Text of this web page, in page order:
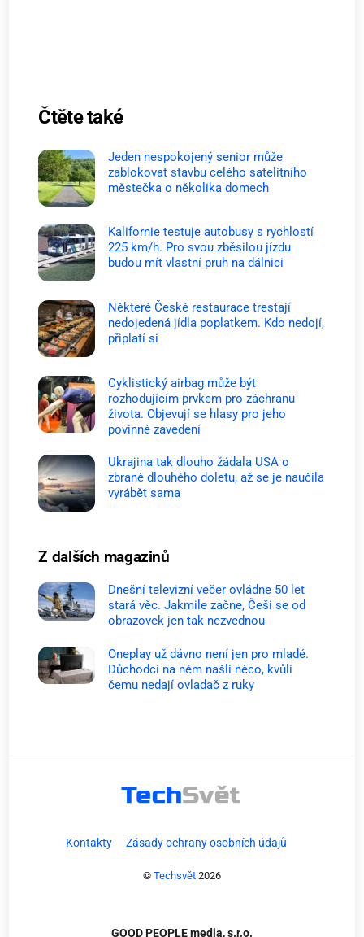
Čtěte také
Jeden nespokojený senior může
zablokovat stavbu celého satelitního
městečka o několika domech
Kalifornie testuje autobusy s rychlostí
225 km/h. Pro svou zběsilou jízdu
budou mít vlastní pruh na dálnici
Některé České restaurace trestají
nedojedená jídla poplatkem. Kdo nedojí,
připlatí si
Cyklistický airbag může být
rozhodujícím prvkem pro záchranu
života. Objevují se hlasy pro jeho
povinné zavedení
Ukrajina tak dlouho žádala USA o
zbraně dlouhého doletu, až se je naučila
vyrábět sama
Z dalších magazinů
Dnešní televizní večer ovládne 50 let
stará věc. Jakmile začne, Češi se od
obrazovek jen tak nezvednou
Oneplay už dávno není jen pro mladé.
Důchodci na něm našli něco, kvůli
čemu nedají ovladač z ruky
Kontakty Zásady ochrany osobních údajů
© Techsvět 2026
GOOD PEOPLE media, s.r.o.